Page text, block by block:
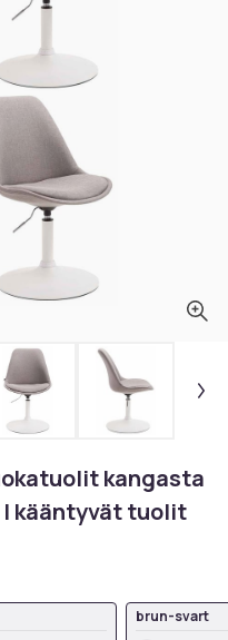
kangasta
kääntyvät tuolit
brun-svart